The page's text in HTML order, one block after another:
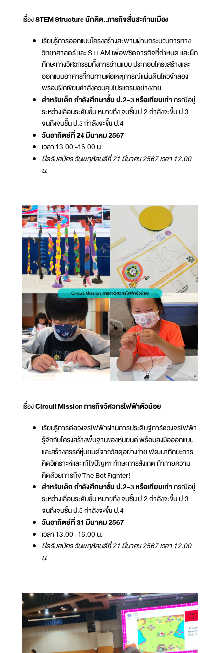
เรื่องSTEM Structure นักคิด..ภารกิจสั่นสะท้านเมือง
เรียนรู้การออกแบบโครงสร้างสะพานผ่านกระบวนการทาง
วิทยาศาสตร์ และ STEAM เพื่อพิชิตภารกิจที่กำหนด และฝึก
ทักษะทางวิศวกรรมทั้งการอ่านแบบ ประกอบโครงสร้างและ
ออกแบบอาคารที่ทนทานต่อเหตุการณ์แผ่นดินไหวจำลอง
พร้อมฝึกเขียนคำสั่งควบคุมโปรแกรมอย่างง่าย
สำหรับเด็ก กำลังศึกษาชั้น ป.2-3 หรือเทียบเท่ากรณีอยู่
ระหว่างเลื่อนระดับชั้น หมายถึง จบชั้น ป.2 กำลังจะขึ้น ป.3
จนถึงจบชั้น ป.3 กำลังจะขึ้น ป.4
วันอาทิตย์ที่ 24 มีนาคม 2567
เวลา 13.00 -16.00 น.
ปิดรับสมัคร วันพฤหัสบดีที่ 21 มีนาคม 2567 เวลา 12.00
น.
เรื่องCircuit Mission ภารกิจวิศวกรไฟฟ้าตัวน้อย
เรียนรู้การต่อวงจรไฟฟ้าผ่านการประดิษฐ์การ์ดวงจรไฟฟ้า
รู้จักกับโครงสร้างพื้นฐานของหุ่นยนต์ พร้อมลงมือออกแบบ
และสร้างสรรค์หุ่นยนต์จากวัสดุอย่างง่าย พัฒนาทักษะการ
คิดวิเคราะห์และแก้ไขปัญหา ทักษะการสังเกต ท้าทายความ
คิดด้วยภารกิจ The Bot Fighter!
สำหรับเด็ก กำลังศึกษาชั้น ป.2-3 หรือเทียบเท่ากรณีอยู่
ระหว่างเลื่อนระดับชั้น หมายถึง จบชั้น ป.2 กำลังจะขึ้น ป.3
จนถึงจบชั้น ป.3 กำลังจะขึ้น ป.4
วันอาทิตย์ที่ 31 มีนาคม 2567
เวลา 13.00 -16.00 น.
ปิดรับสมัคร วันพฤหัสบดีที่ 21 มีนาคม 2567 เวลา 12.00
น.